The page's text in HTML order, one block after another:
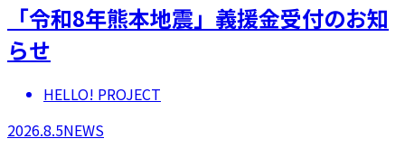
「令和8年熊本地震」義援金受付のお知
らせ
HELLO! PROJECT
2026.8.5NEWS